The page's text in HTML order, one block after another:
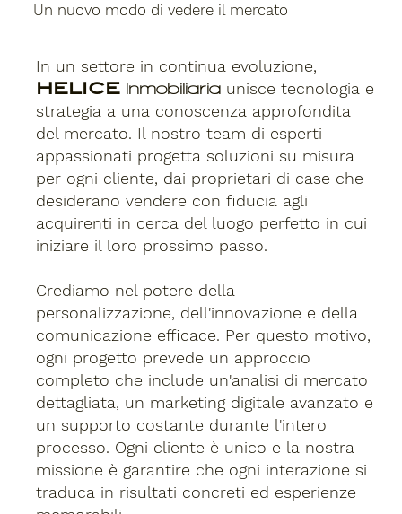
Un nuovo modo di vedere il mercato
In un settore in continua evoluzione,
HELICE Inmobiliaria unisce tecnologia e
strategia a una conoscenza approfondita
del mercato. Il nostro team di esperti
appassionati progetta soluzioni su misura
per ogni cliente, dai proprietari di case che
desiderano vendere con fiducia agli
acquirenti in cerca del luogo perfetto in cui
iniziare il loro prossimo passo.
Crediamo nel potere della
personalizzazione, dell'innovazione e della
comunicazione efficace. Per questo motivo,
ogni progetto prevede un approccio
completo che include un'analisi di mercato
dettagliata, un marketing digitale avanzato e
un supporto costante durante l'intero
processo. Ogni cliente è unico e la nostra
missione è garantire che ogni interazione si
traduca in risultati concreti ed esperienze